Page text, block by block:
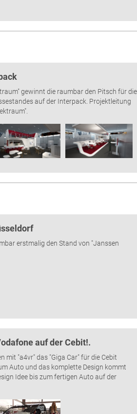
gewinnt die raumbar den Pitsch für die
auf der Interpack. Projektleitung
erstmalig den Stand von "Janssen
auf der Cebit!.
mit "a4vr" das "Giga Car" für die Cebit
Auto und das komplette Design kommt
Idee bis zum fertigen Auto auf der